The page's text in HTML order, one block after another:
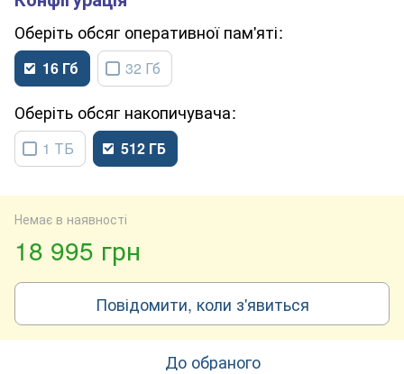
обсяг оперативної пам'яті
16 Гб 32 Гб
обсяг накопичувача
1 ТБ 512 ГБ
Немає в наявності
18 995 грн
Повідомити, коли з'явиться
До обраного